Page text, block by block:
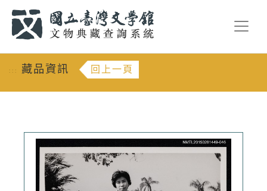
::: 藏品資訊 回上一頁